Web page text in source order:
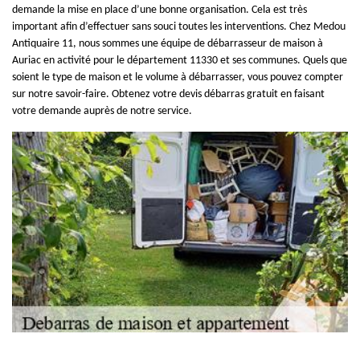
demande la mise en place d’une bonne organisation. Cela est très
important afin d’effectuer sans souci toutes les interventions. Chez Medou
Antiquaire 11, nous sommes une équipe de débarrasseur de maison à
Auriac en activité pour le département 11330 et ses communes. Quels que
soient le type de maison et le volume à débarrasser, vous pouvez compter
sur notre savoir-faire. Obtenez votre devis débarras gratuit en faisant
votre demande auprès de notre service.